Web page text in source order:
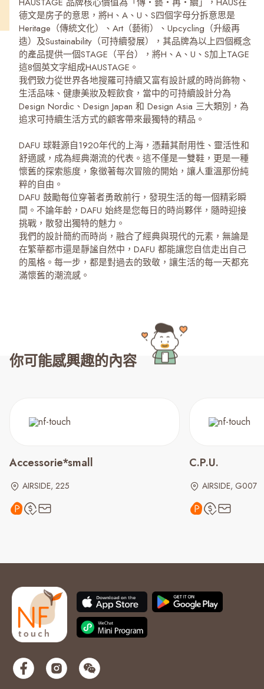
德文是房子的意思，將H、A、U、S四個字母分拆意思是
Heritage（傳統文化）、Art（藝術）、Upcycling（升級再
造）及Sustainability（可持續發展），其品牌為以上四個概念
的產品提供一個STAGE（平台），將H、A、U、S加上TAGE
這8個英文字組成HAUSTAGE。
我們致力從世界各地搜羅可持續又富有設計感的時尚飾物、
生活品味、健康美妝及輕飲食，當中的可持續設計分為
Design Nordic、Design Japan 和 Design Asia 三大類別，為
追求可持續生活方式的顧客帶來最獨特的精品。
DAFU 球鞋源自1920年代的上海，憑藉其耐用性、靈活性和
舒適感，成為經典潮流的代表。這不僅是一雙鞋，更是一種
懷舊的探索態度，象徵著每次冒險的開始，讓人重溫那份純
粹的自由。
DAFU 鼓勵每位穿著者勇敢前行，發現生活的每一個精彩瞬
間。不論年齡，DAFU 始終是您每日的時尚夥伴，隨時迎接
挑戰，散發出獨特的魅力。
我們的設計簡約而時尚，融合了經典與現代的元素，無論是
在繁華都市還是靜謐自然中，DAFU 都能讓您自信走出自己
的風格。每一步，都是對過去的致敬，讓生活的每一天都充
滿懷舊的潮流感。
你可能感興趣的內容
Accessorie*small
AIRSIDE, 225
C.P.U.
AIRSIDE, G007